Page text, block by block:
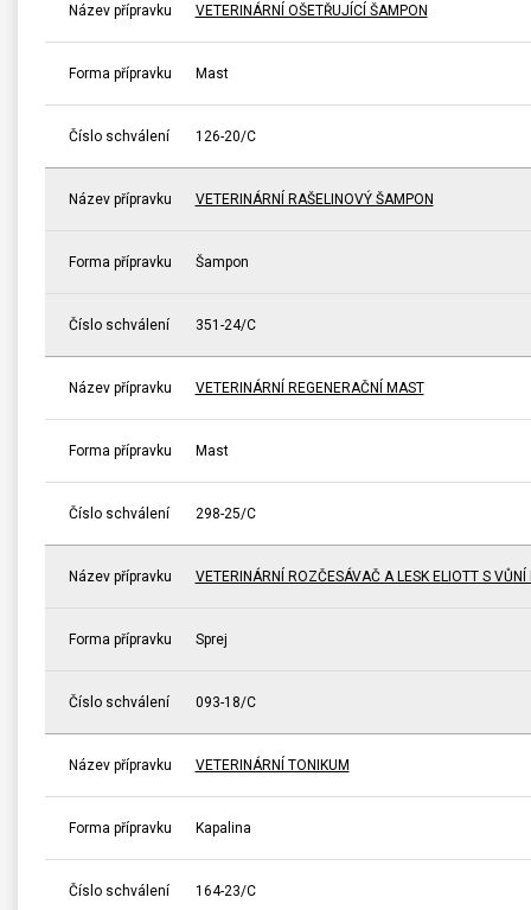
Název přípravku VETERINÁRNÍ OŠETŘUJÍCÍ ŠAMPON
Forma přípravku Mast
Číslo schválení 126-20/C
Název přípravku VETERINÁRNÍ RAŠELINOVÝ ŠAMPON
Forma přípravku Šampon
Číslo schválení 351-24/C
Název přípravku VETERINÁRNÍ REGENERAČNÍ MAST
Forma přípravku Mast
Číslo schválení 298-25/C
Název přípravku VETERINÁRNÍ ROZČESÁVAČ A LESK ELIOTT S VŮNÍ
Forma přípravku Sprej
Číslo schválení 093-18/C
Název přípravku VETERINÁRNÍ TONIKUM
Forma přípravku Kapalina
Číslo schválení 164-23/C